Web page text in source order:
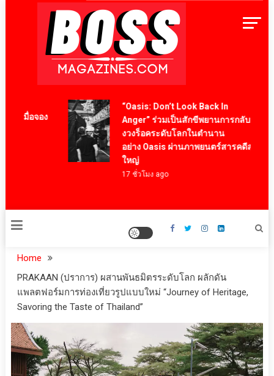
BossMagazinesThailand
ดเมื่อจอง
“Oasis: Don’t Look Back In
Anger” ร่วมเป็นสักขีพยานการกลับมาขอ
งวงร็อคระดับโลกในตำนาน
อย่าง Oasis ผ่านภาพยนตร์สารคดีสุดยิ่ง
ใหญ่
17 ชั่วโมง ago
Home
PRAKAAN (ปราการ) ผสานพันธมิตรระดับโลก ผลักดัน
แพลตฟอร์มการท่องเที่ยวรูปแบบใหม่ “Journey of Heritage,
Savoring the Taste of Thailand”